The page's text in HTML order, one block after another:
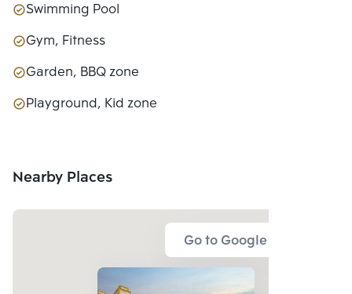
Swimming Pool
Gym, Fitness
Garden, BBQ zone
Playground, Kid zone
Nearby Places
Go to Google Map